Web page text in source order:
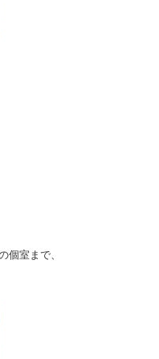
個室まで、